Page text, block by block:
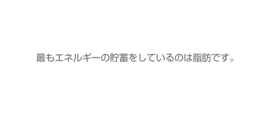
最もエネルギーの貯蓄をしているのは脂肪です。